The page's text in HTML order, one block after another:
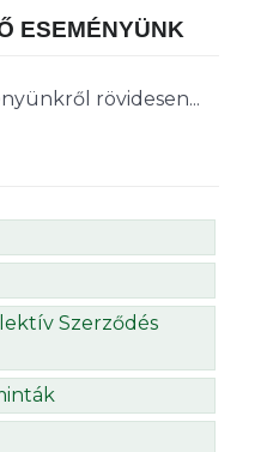
ESEMÉNYÜNK
rövidesen...
Szerződés